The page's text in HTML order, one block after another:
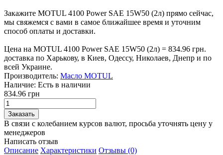
Закажите MOTUL 4100 Power SAE 15W50 (2л) прямо сейчас,
мы свяжемся с вами в самое ближайшее время и уточним
способ оплаты и доставки.
Цена на MOTUL 4100 Power SAE 15W50 (2л) = 834.96 грн.
доставка по Харькову, в Киев, Одессу, Николаев, Днепр и по
всей Украине.
Производитель: Масло MOTUL
Наличие: Есть в наличии
834.96 грн
В связи с колебанием курсов валют, просьба уточнять цену у
менеджеров
Написать отзыв
Описание Характеристики Отзывы (0)